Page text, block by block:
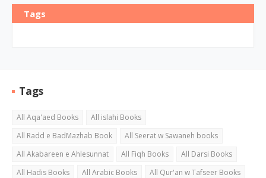
Tags
Tags
All Aqa'aed Books
All islahi Books
All Radd e BadMazhab Book
All Seerat w Sawaneh books
All Akabareen e Ahlesunnat
All Fiqh Books
All Darsi Books
All Hadis Books
All Arabic Books
All Qur'an w Tafseer Books